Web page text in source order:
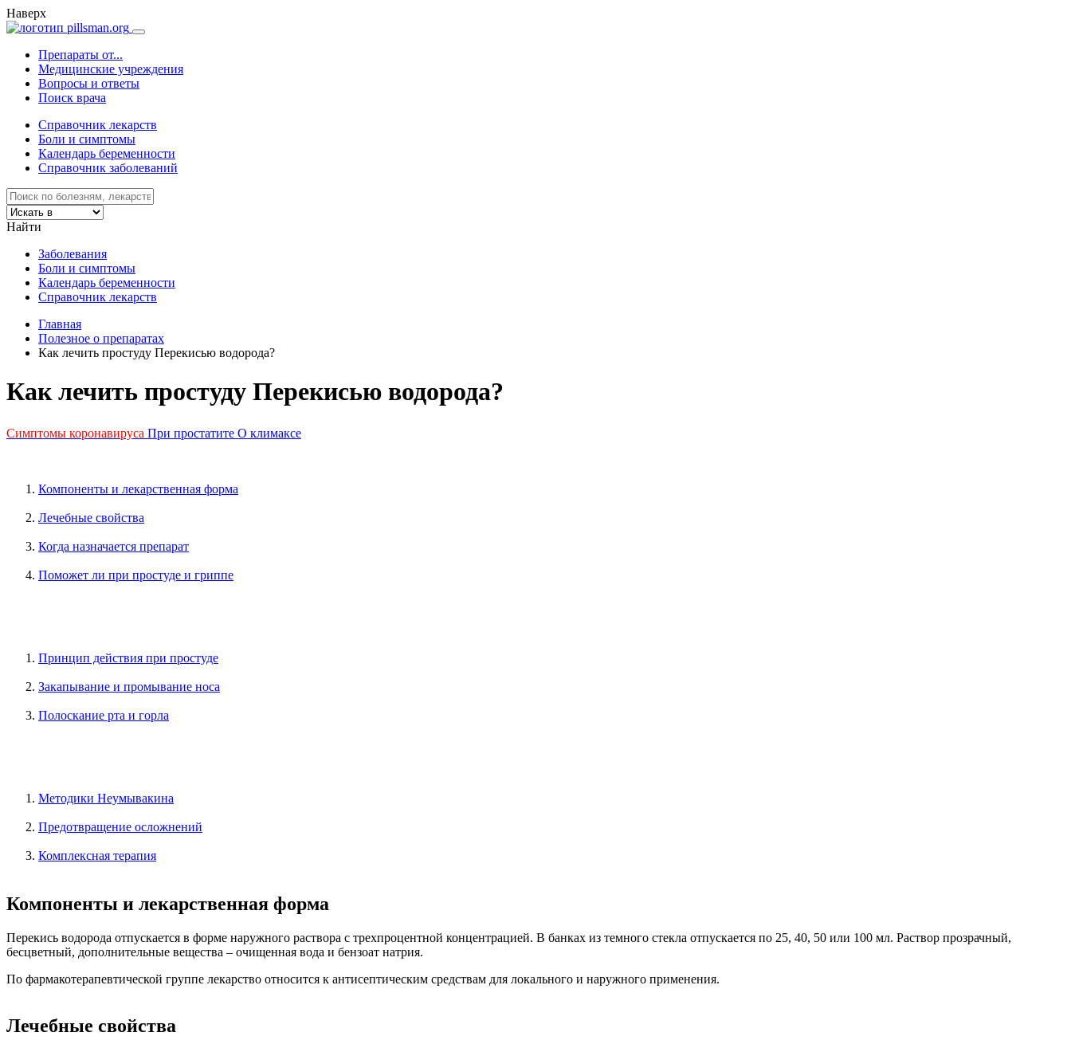
Наверх
Препараты от...
Медицинские учреждения
Вопросы и ответы
Поиск врача
Справочник лекарств
Боли и симптомы
Календарь беременности
Справочник заболеваний
Найти
Заболевания
Боли и симптомы
Календарь беременности
Справочник лекарств
Главная
Полезное о препаратах
Как лечить простуду Перекисью водорода?
Как лечить простуду Перекисью водорода?
Симптомы коронавируса При простатите О климаксе
Компоненты и лекарственная форма
Лечебные свойства
Когда назначается препарат
Поможет ли при простуде и гриппе
Принцип действия при простуде
Закапывание и промывание носа
Полоскание рта и горла
Методики Неумывакина
Предотвращение осложнений
Комплексная терапия
Компоненты и лекарственная форма
Перекись водорода отпускается в форме наружного раствора с трехпроцентной концентрацией. В банках из темного стекла отпускается по 25, 40, 50 или 100 мл. Раствор прозрачный,
бесцветный, дополнительные вещества – очищенная вода и бензоат натрия.
По фармакотерапевтической группе лекарство относится к антисептическим средствам для локального и наружного применения.
Лечебные свойства